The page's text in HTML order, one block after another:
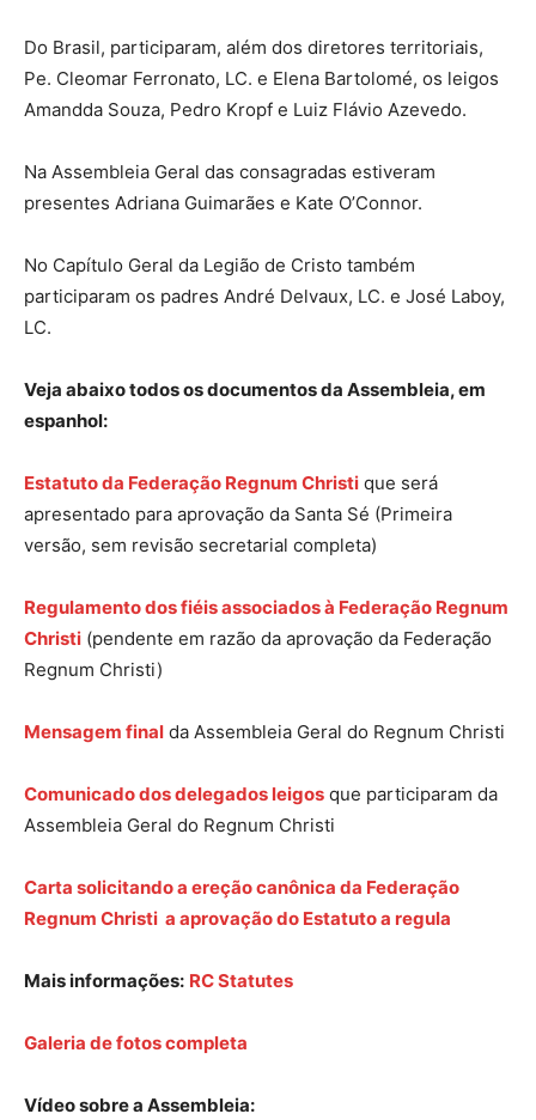
Do Brasil, participaram, além dos diretores territoriais,
Pe. Cleomar Ferronato, LC. e Elena Bartolomé, os leigos
Amandda Souza, Pedro Kropf e Luiz Flávio Azevedo.
Na Assembleia Geral das consagradas estiveram
presentes Adriana Guimarães e Kate O’Connor.
No Capítulo Geral da Legião de Cristo também
participaram os padres André Delvaux, LC. e José Laboy,
LC.
Veja abaixo todos os documentos da Assembleia, em
espanhol:
Estatuto da Federação Regnum Christi que será
apresentado para aprovação da Santa Sé (Primeira
versão, sem revisão secretarial completa)
Regulamentodos fiéis associados à Federação Regnum
Christi (pendente em razão da aprovação da Federação
Regnum Christi)
Mensagem final da Assembleia Geral do Regnum Christi
Comunicado dos delegados leigos que participaram da
Assembleia Geral do Regnum Christi
Carta solicitando a ereção canônica da Federação
Regnum Christi a aprovação do Estatuto a regula
Mais informações: RC Statutes
Galeria de fotos completa
Vídeo sobre a Assembleia: